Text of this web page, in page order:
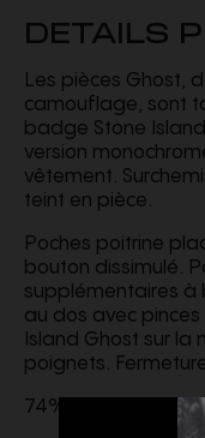
DETAILS
Les pièces Ghost,
camouflage, sont
badge Stone
version
vêtement.
teint en pièce.
Poches poitrine
bouton dissimulé.
supplémentaires à
au dos avec
Island Ghost sur la
poignets.
74% Coton 26% Lin